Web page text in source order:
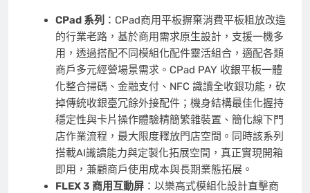
CPad 系列 ：CPad商用平板摒棄消費平板粗放改造
的行業老路，基於商用需求原生設計，支援一機多
用，透過搭配不同模組化配件靈活組合，適配各類
商戶多元經營場景需求。CPad PAY 收銀平板一體
化整合掃碼、金融支付、NFC 識讀全收銀功能，砍
掉傳統收銀臺冗餘外接配件；機身結構最佳化握持
穩定性與卡片操作體驗精簡繁雜裝置、簡化線下門
店作業流程，最大限度釋放門店空間。同時該系列
搭載AI識讀能力與定製化拓展空間，真正實現開箱
即用，兼顧商戶使用成本與長期業態拓展。
FLEX 3 商用互動屏：以樂高式模組化設計直擊商